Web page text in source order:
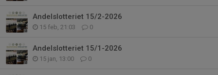
Andelslotteriet 15/2-2026
15 feb, 21:03 0
Andelslotteriet 15/1-2026
15 jan, 13:00 0